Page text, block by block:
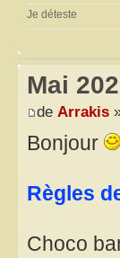
Je déteste
Mai
de Arrakis
Bonjour
Règles
Choco